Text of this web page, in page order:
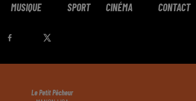
MUSIQUE SPORT CINÉMA CONTACT
Le Petit Pêcheur